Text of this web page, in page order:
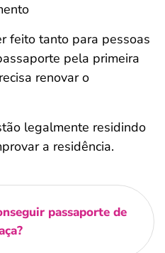
feito tanto para pessoas
pela primeira
renovar o
legalmente residindo
a residência.
passaporte de